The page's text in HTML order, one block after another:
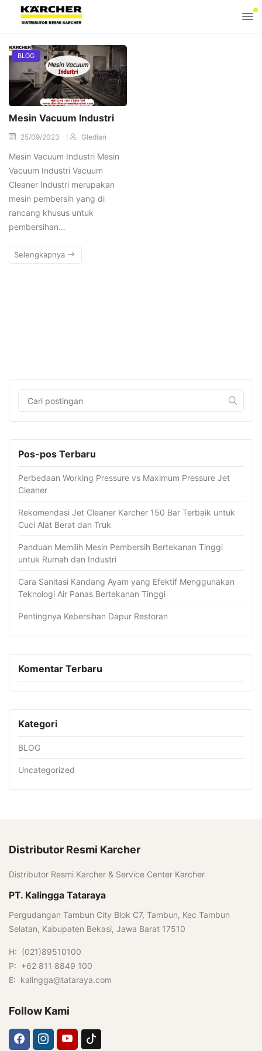
BLOG
Mesin Vacuum Industri
25/09/2023 Gledian
Mesin Vacuum Industri Mesin
Vacuum Industri Vacuum
Cleaner Industri merupakan
mesin pembersih yang di
rancang khusus untuk
pembersihan…
Selengkapnya
Pos-pos Terbaru
Perbedaan Working Pressure vs Maximum Pressure Jet
Cleaner
Rekomendasi Jet Cleaner Karcher 150 Bar Terbaik untuk
Cuci Alat Berat dan Truk
Panduan Memilih Mesin Pembersih Bertekanan Tinggi
untuk Rumah dan Industri
Cara Sanitasi Kandang Ayam yang Efektif Menggunakan
Teknologi Air Panas Bertekanan Tinggi
Pentingnya Kebersihan Dapur Restoran
Komentar Terbaru
Kategori
BLOG
Uncategorized
Distributor Resmi Karcher
Distributor Resmi Karcher & Service Center Karcher
PT. Kalingga Tataraya
Pergudangan Tambun City Blok C7, Tambun, Kec Tambun
Selatan, Kabupaten Bekasi, Jawa Barat 17510
H: (021)89510100
P: +62 811 8849 100
E: kalingga@tataraya.com
Follow Kami